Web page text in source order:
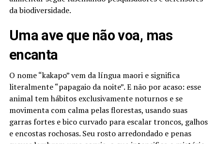
da biodiversidade.
Uma ave que não voa, mas
encanta
O nome “kakapo” vem da língua maori e significa
literalmente “papagaio da noite”. E não por acaso: esse
animal tem hábitos exclusivamente noturnos e se
movimenta com calma pelas florestas, usando suas
garras fortes e bico curvado para escalar troncos, galhos
e encostas rochosas. Seu rosto arredondado e penas